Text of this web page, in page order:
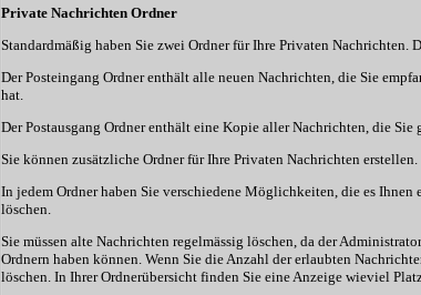
Private Nachrichten Ordner
Standardmäßig haben Sie zwei Ordner für Ihre Privaten Nachrichten.
Der Posteingang Ordner enthält alle neuen Nachrichten, die Sie
hat.
Der Postausgang Ordner enthält eine Kopie aller Nachrichten, die
Sie können zusätzliche Ordner für Ihre Privaten Nachrichten erstellen.
In jedem Ordner haben Sie verschiedene Möglichkeiten, die es
löschen.
Sie müssen alte Nachrichten regelmässig löschen, da der
Ordnern haben können. Wenn Sie die Anzahl der erlaubten
löschen. In Ihrer Ordnerübersicht finden Sie eine Anzeige wieviel